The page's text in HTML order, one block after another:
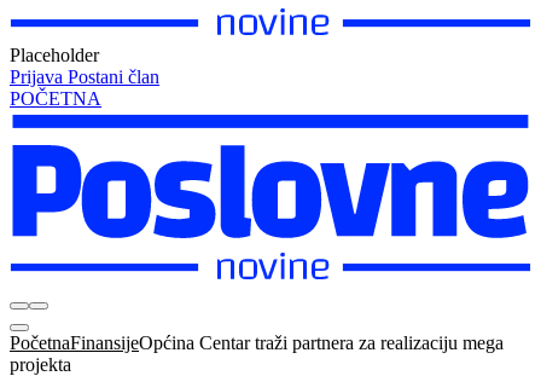
Placeholder
Prijava Postani član
POČETNA
PočetnaFinansijeOpćina Centar traži partnera za realizaciju mega
projekta